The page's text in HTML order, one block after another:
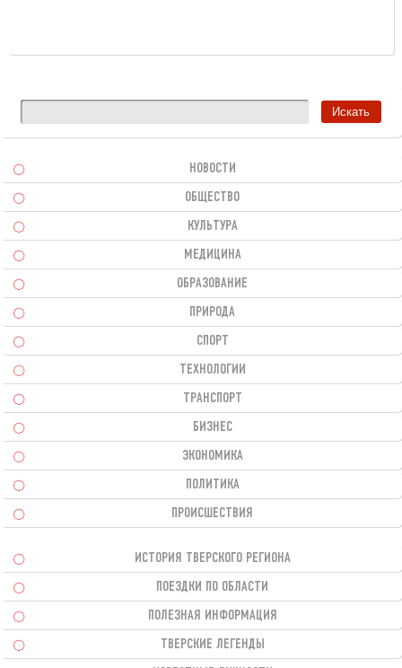
НОВОСТИ
ОБЩЕСТВО
КУЛЬТУРА
МЕДИЦИНА
ОБРАЗОВАНИЕ
ПРИРОДА
СПОРТ
ТЕХНОЛОГИИ
ТРАНСПОРТ
БИЗНЕС
ЭКОНОМИКА
ПОЛИТИКА
ПРОИСШЕСТВИЯ
ИСТОРИЯ ТВЕРСКОГО РЕГИОНА
ПОЕЗДКИ ПО ОБЛАСТИ
ПОЛЕЗНАЯ ИНФОРМАЦИЯ
ТВЕРСКИЕ ЛЕГЕНДЫ